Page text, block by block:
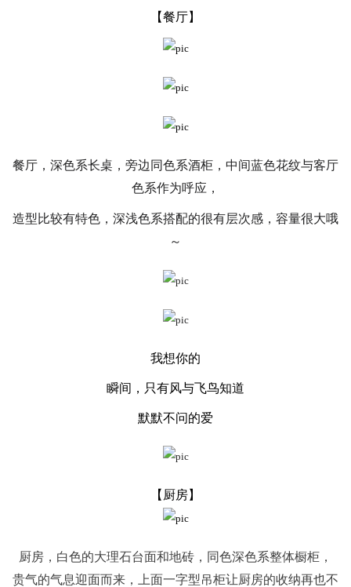
【餐厅】
餐厅，深色系长桌，旁边同色系酒柜，中间蓝色花纹与客厅
色系作为呼应，
造型比较有特色，深浅色系搭配的很有层次感，容量很大哦
～
我想你的
瞬间，只有风与飞鸟知道
默默不问的爱
【厨房】
厨房，白色的大理石台面和地砖，同色深色系整体橱柜，
贵气的气息迎面而来，上面一字型吊柜让厨房的收纳再也不